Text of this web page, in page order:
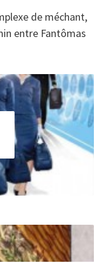
de méchant,
entre Fantômas